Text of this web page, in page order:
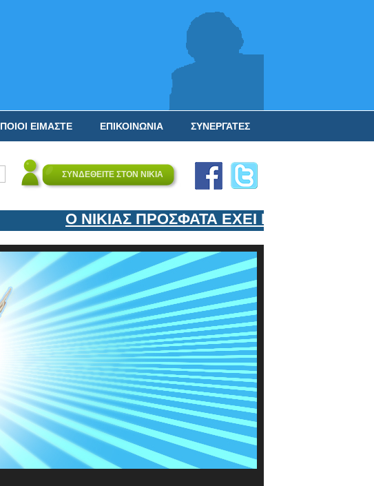
ΣΥΝΕΡΓΑΤΕΣ
ΕΠΙΚΟΙΝΩΝΙΑ
ΠΟΙΟΙ ΕΙΜΑΣΤΕ
ΣΥΝΔΕΘΕΙΤΕ ΣΤΟΝ ΝΙΚΙΑ
Ο ΝΙΚΙΑΣ ΠΡΟΣΦΑΤΑ ΕΧΕΙ ΕΝΤΑΞΕΙ ΣΤΟΝ